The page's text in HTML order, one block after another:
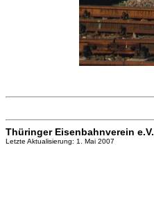
Thüringer Eisenbahnverein e.V.
Letzte Aktualisierung: 1. Mai 2007